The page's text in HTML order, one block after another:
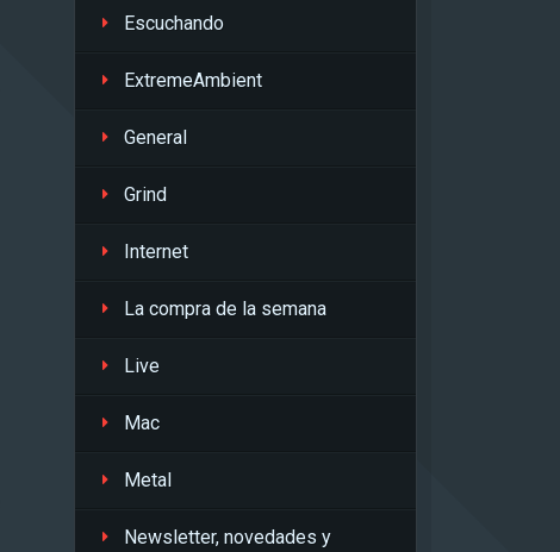
Escuchando
ExtremeAmbient
General
Grind
Internet
La compra de la semana
Live
Mac
Metal
Newsletter, novedades y